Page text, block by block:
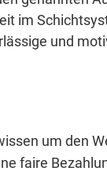
im
und
um den
faire